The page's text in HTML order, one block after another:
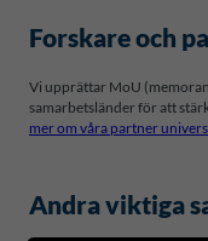
Forskare och
Vi upprättar MoU
samarbetsländer för att
mer om våra partner
Andra viktiga